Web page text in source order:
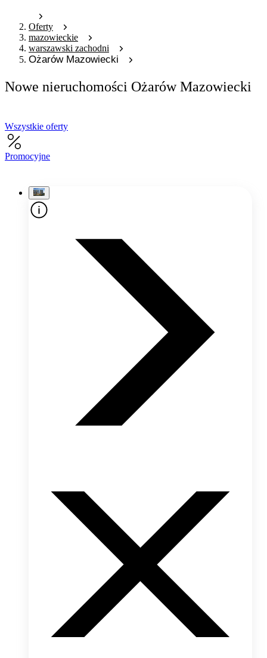
Oferty
mazowieckie
warszawski zachodni
Ożarów Mazowiecki
Nowe nieruchomości Ożarów Mazowiecki
Wszystkie oferty
Promocyjne